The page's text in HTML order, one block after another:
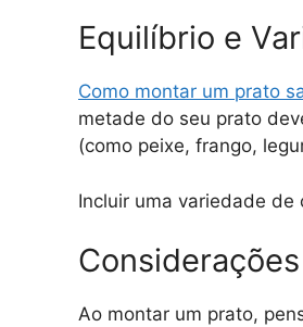
Equilíbrio e
Como montar um prato
metade do seu prato
(como peixe, frango,
Incluir uma variedade
Ao montar um prato,